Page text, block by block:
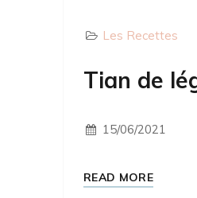
Les Recettes
Tian de
15/06/2021
READ MORE